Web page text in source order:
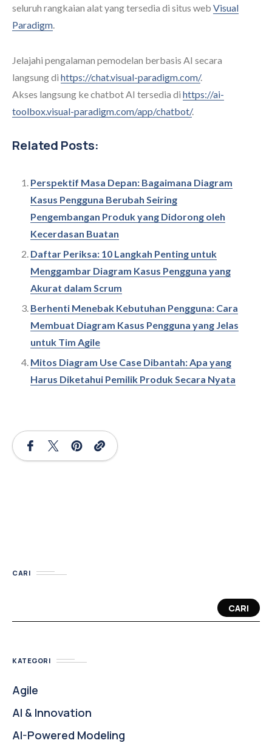
seluruh rangkaian alat yang tersedia di situs web Visual
Paradigm.
Jelajahi pengalaman pemodelan berbasis AI secara
langsung di https://chat.visual-paradigm.com/.
Akses langsung ke chatbot AI tersedia di https://ai-
toolbox.visual-paradigm.com/app/chatbot/.
Related Posts:
Perspektif Masa Depan: Bagaimana Diagram
Kasus Pengguna Berubah Seiring
Pengembangan Produk yang Didorong oleh
Kecerdasan Buatan
Daftar Periksa: 10 Langkah Penting untuk
Menggambar Diagram Kasus Pengguna yang
Akurat dalam Scrum
Berhenti Menebak Kebutuhan Pengguna: Cara
Membuat Diagram Kasus Pengguna yang Jelas
untuk Tim Agile
Mitos Diagram Use Case Dibantah: Apa yang
Harus Diketahui Pemilik Produk Secara Nyata
CARI
CARI
KATEGORI
Agile
AI & Innovation
AI-Powered Modeling